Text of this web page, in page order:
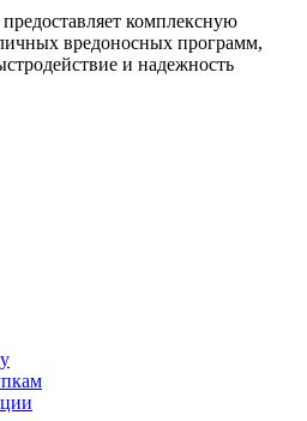
комплексную
вредоносных программ,
и надежность